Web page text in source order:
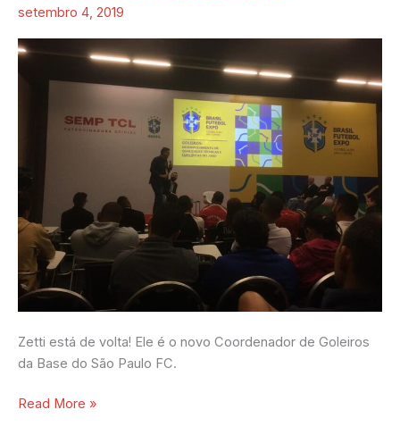
setembro 4, 2019
Zetti está de volta! Ele é o novo Coordenador de Goleiros
da Base do São Paulo FC.
Futebol
Read More »